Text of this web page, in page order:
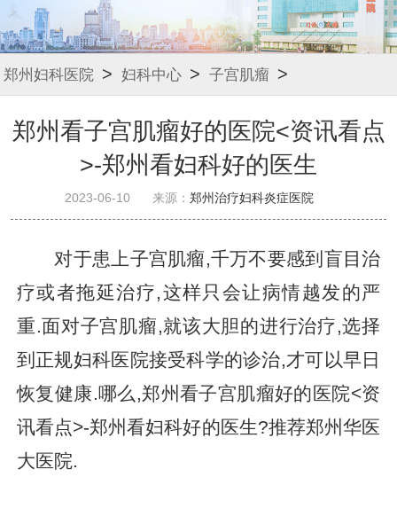
郑州妇科医院 > 妇科中心 > 子宫肌瘤 >
郑州看子宫肌瘤好的医院<资讯看点
>-郑州看妇科好的医生
2023-06-10 来源： 郑州治疗妇科炎症医院
对于患上子宫肌瘤,千万不要感到盲目治
疗或者拖延治疗,这样只会让病情越发的严
重.面对子宫肌瘤,就该大胆的进行治疗,选择
到正规妇科医院接受科学的诊治,才可以早日
恢复健康.哪么,郑州看子宫肌瘤好的医院<资
讯看点>-郑州看妇科好的医生?推荐郑州华医
大医院.